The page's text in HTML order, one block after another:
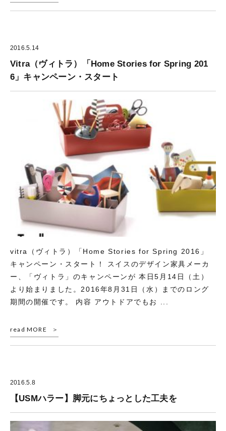
2016.5.14
Vitra（ヴィトラ）「Home Stories for Spring 201
6」キャンペーン・スタート
vitra（ヴィトラ）「Home Stories for Spring 2016」
キャンペーン・スタート！ スイスのデザイン家具メーカ
ー、「ヴィトラ」のキャンペーンが 本日5月14日（土）
より始まりました。2016年8月31日（水）までのロング
期間の開催です。 内容 アウトドアでもお ...
read MORE
2016.5.8
【USMハラー】脚元にちょっとした工夫を